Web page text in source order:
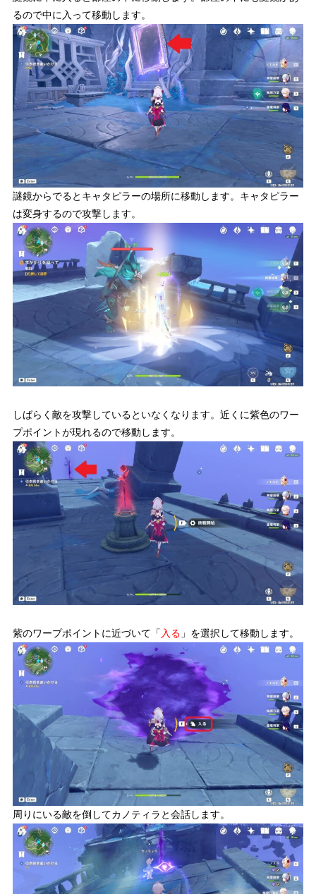
るので中に入って移動します。
謎鏡からでるとキャタピラーの場所に移動します。キャタピラー
は変身するので攻撃します。
しばらく敵を攻撃しているといなくなります。近くに紫色のワー
プポイントが現れるので移動します。
紫のワープポイントに近づいて「 入る 」を選択して移動します。
周りにいる敵を倒してカノティラと会話します。